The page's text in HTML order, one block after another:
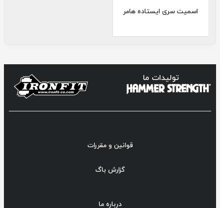
اسمیت سری ایستاده هامر
تولیدات ما
قوانین و مقررات
گزارش باگ
درباره ما